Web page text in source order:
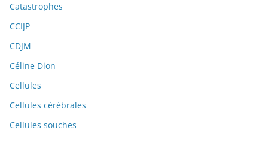
Catastrophes
CCIJP
CDJM
Céline Dion
Cellules
Cellules cérébrales
Cellules souches